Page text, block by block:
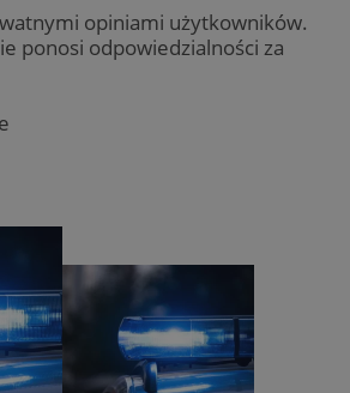
opiniami użytkowników.
ponosi odpowiedzialności za